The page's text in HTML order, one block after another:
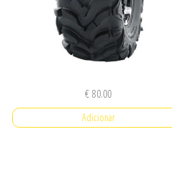
€80.00
Adicionar